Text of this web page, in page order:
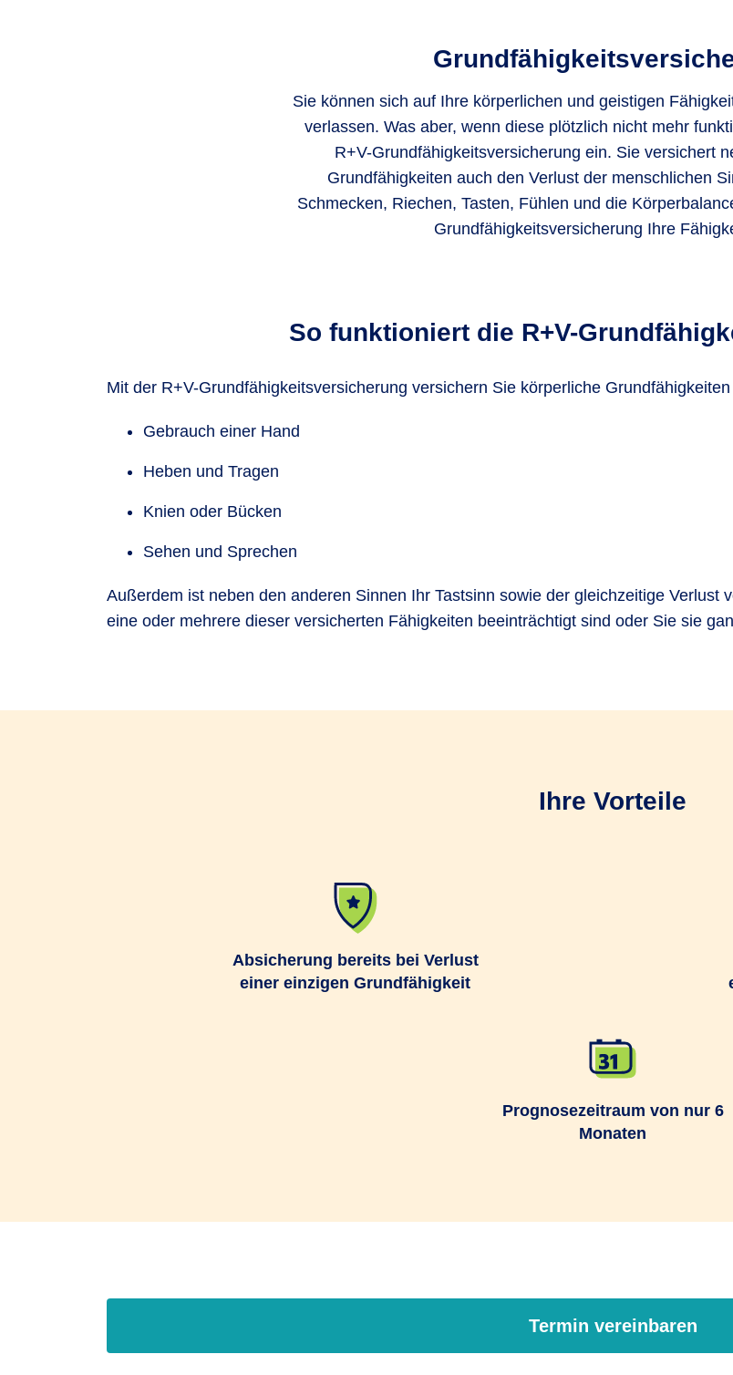
Sie können sich auf Ihre körperlichen und geistigen
verlassen. Was aber, wenn diese plötzlich nicht mehr
R+V-Grundfähigkeitsversicherung ein. Sie versichert
Grundfähigkeiten auch den Verlust der menschlichen
Schmecken, Riechen, Tasten, Fühlen und die
Grundfähigkeitsversicherung Ihre
So funktioniert die R+V-
Mit der R+V-Grundfähigkeitsversicherung versichern Sie körperliche
Gebrauch einer Hand
Heben und Tragen
Knien oder Bücken
Sehen und Sprechen
Außerdem ist neben den anderen Sinnen Ihr Tastsinn sowie der gleichzeitige Verlust
eine oder mehrere dieser versicherten Fähigkeiten beeinträchtigt sind oder Sie sie
Ihre Vorteile
Absicherung bereits bei Verlust
einer einzigen Grundfähigkeit
Prognosezeitraum von nur 6
Monaten
Termin vereinbaren